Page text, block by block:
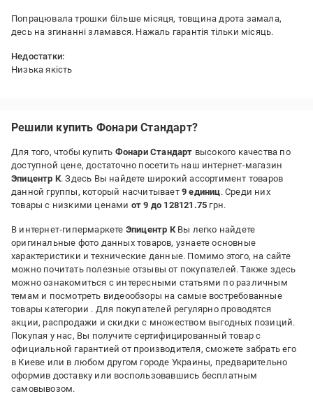
Попрацювала трошки більше місяця, товщина дрота замала,
десь на згинанні зламався. Нажаль гарантія тільки місяць.
Недостатки:
Низька якість
Решили купить Фонари Стандарт?
Для того, чтобы купить Фонари Стандарт высокого качества по
доступной цене, достаточно посетить наш интернет-магазин
Эпицентр К. Здесь Вы найдете широкий ассортимент товаров
данной группы, который насчитывает 9 единиц. Среди них
товары с низкими ценами от 9 до 128121.75 грн.
В интернет-гипермаркете Эпицентр КВы легко найдете
оригинальные фото данных товаров, узнаете основные
характеристики и технические данные. Помимо этого, на сайте
можно почитать полезные отзывы от покупателей. Также здесь
можно ознакомиться с интересными статьями по различным
темам и посмотреть видеообзоры на самые востребованные
товары категории . Для покупателей регулярно проводятся
акции, распродажи и скидки с множеством выгодных позиций.
Покупая у нас, Вы получите сертифицированный товар с
официальной гарантией от производителя, сможете забрать его
в Киеве или в любом другом городе Украины, предварительно
оформив доставку или воспользовавшись бесплатным
самовывозом.